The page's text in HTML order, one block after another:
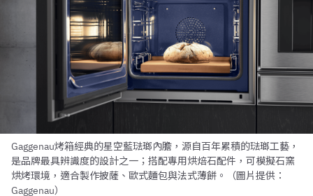
Gaggenau烤箱經典的星空藍琺瑯內膽，源自百年累積的琺瑯工藝，
是品牌最具辨識度的設計之一；搭配專用烘焙石配件，可模擬石窯
烘烤環境，適合製作披薩、歐式麵包與法式薄餅。（圖片提供：
Gaggenau）